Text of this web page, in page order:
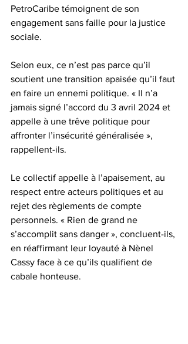
PetroCaribe témoignent de son
engagement sans faille pour la justice
sociale.
Selon eux, ce n’est pas parce qu’il
soutient une transition apaisée qu’il faut
en faire un ennemi politique. « Il n’a
jamais signé l’accord du 3 avril 2024 et
appelle à une trêve politique pour
affronter l’insécurité généralisée »,
rappellent-ils.
Le collectif appelle à l’apaisement, au
respect entre acteurs politiques et au
rejet des règlements de compte
personnels. « Rien de grand ne
s’accomplit sans danger », concluent-ils,
en réaffirmant leur loyauté à Nènel
Cassy face à ce qu’ils qualifient de
cabale honteuse.